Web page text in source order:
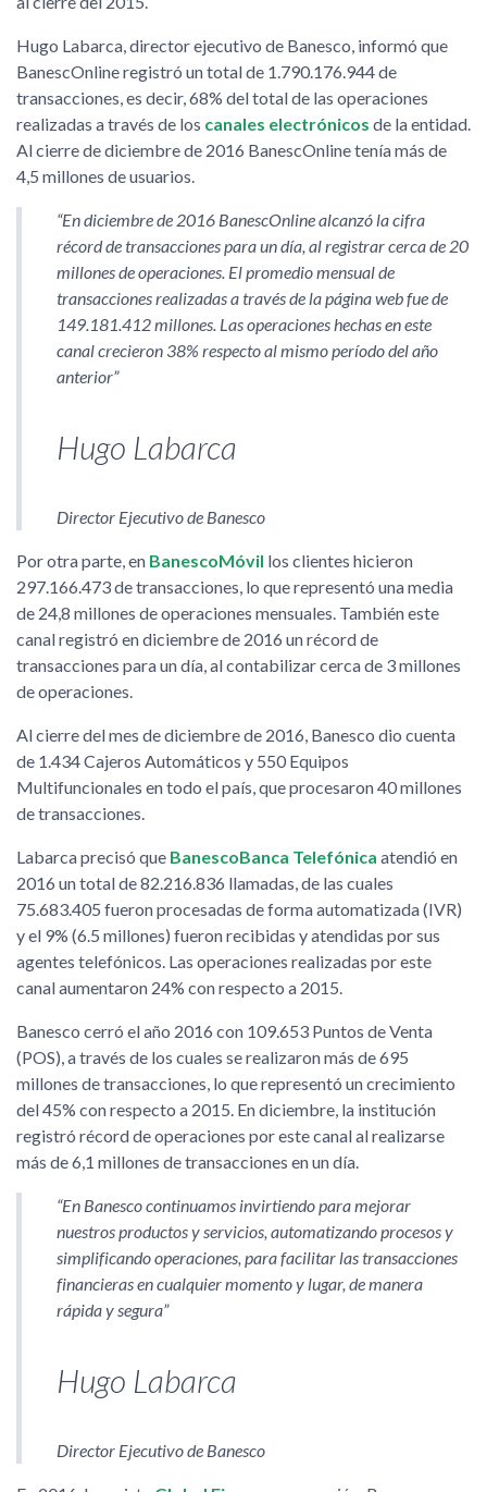
Hugo Labarca, director ejecutivo de Banesco, informó que
BanescOnline registró un total de 1.790.176.944 de
transacciones, es decir, 68% del total de las operaciones
realizadas a través de los canales electrónicos de la entidad.
Al cierre de diciembre de 2016 BanescOnline tenía más de
4,5 millones de usuarios.
En diciembre de 2016 BanescOnline alcanzó la cifra
récord de transacciones para un día, al registrar cerca de 20
millones de operaciones. El promedio mensual de
transacciones realizadas a través de la página web fue de
149.181.412 millones. Las operaciones hechas en este
canal crecieron 38% respecto al mismo período del año
anterior
Hugo Labarca
Director Ejecutivo de Banesco
Por otra parte, en BanescoMóvil los clientes hicieron
297.166.473 de transacciones, lo que representó una media
de 24,8 millones de operaciones mensuales. También este
canal registró en diciembre de 2016 un récord de
transacciones para un día, al contabilizar cerca de 3 millones
de operaciones.
Al cierre del mes de diciembre de 2016, Banesco dio cuenta
de 1.434 Cajeros Automáticos y 550 Equipos
Multifuncionales en todo el país, que procesaron 40 millones
de transacciones.
Labarca precisó que BanescoBanca Telefónica atendió en
2016 un total de 82.216.836 llamadas, de las cuales
75.683.405 fueron procesadas de forma automatizada (IVR)
y el 9% (6.5 millones) fueron recibidas y atendidas por sus
agentes telefónicos. Las operaciones realizadas por este
canal aumentaron 24% con respecto a 2015.
Banesco cerró el año 2016 con 109.653 Puntos de Venta
(POS), a través de los cuales se realizaron más de 695
millones de transacciones, lo que representó un crecimiento
del 45% con respecto a 2015. En diciembre, la institución
registró récord de operaciones por este canal al realizarse
más de 6,1 millones de transacciones en un día.
En Banesco continuamos invirtiendo para mejorar
nuestros productos y servicios, automatizando procesos y
simplificando operaciones, para facilitar las transacciones
financieras en cualquier momento y lugar, de manera
rápida y segura
Hugo Labarca
Director Ejecutivo de Banesco